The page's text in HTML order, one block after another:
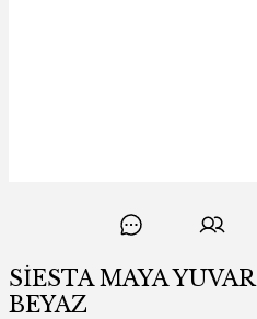
SİESTA MAYA
BEYAZ